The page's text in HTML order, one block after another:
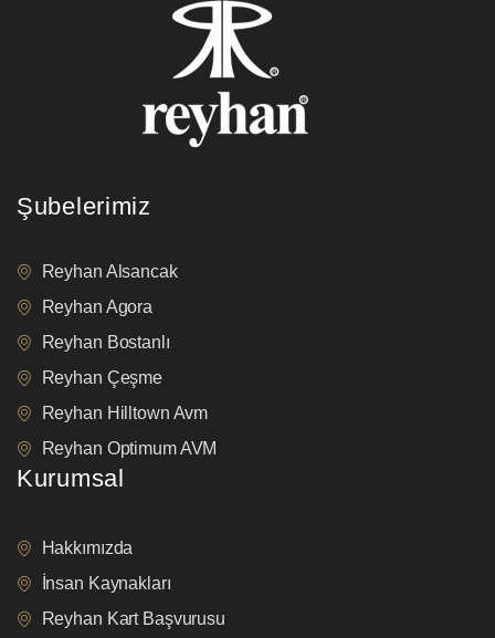
Şubelerimiz
Reyhan Alsancak
Reyhan Agora
Reyhan Bostanlı
Reyhan Çeşme
Reyhan Hilltown Avm
Reyhan Optimum AVM
Kurumsal
Hakkımızda
İnsan Kaynakları
Reyhan Kart Başvurusu